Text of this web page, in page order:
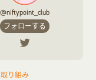
@niftypoint_club
フォローする
り組み